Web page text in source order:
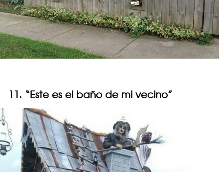
11. “Este es el baño de mi vecino”